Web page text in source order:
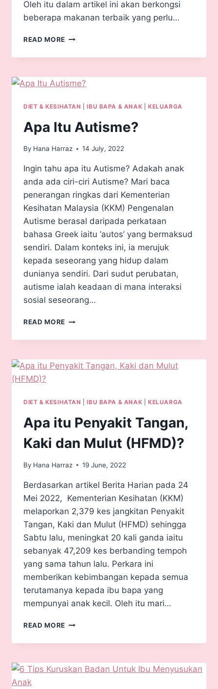
Oleh itu dalam artikel ini akan berkongsi
beberapa makanan terbaik yang perlu…
READ MORE
DIET & KESIHATAN |IBU BAPA & ANAK |KELUARGA
Apa Itu Autisme?
By Hana Harraz 14 July, 2022
Ingin tahu apa itu Autisme? Adakah anak
anda ada ciri-ciri Autisme? Mari baca
penerangan ringkas dari Kementerian
Kesihatan Malaysia (KKM) Pengenalan
Autisme berasal daripada perkataan
bahasa Greek iaitu ‘autos’ yang bermaksud
sendiri. Dalam konteks ini, ia merujuk
kepada seseorang yang hidup dalam
dunianya sendiri. Dari sudut perubatan,
autisme ialah keadaan di mana interaksi
sosial seseorang…
READ MORE
DIET & KESIHATAN |IBU BAPA & ANAK |KELUARGA
Apa itu Penyakit Tangan,
Kaki dan Mulut (HFMD)?
By Hana Harraz 19 June, 2022
Berdasarkan artikel Berita Harian pada 24
Mei 2022, Kementerian Kesihatan (KKM)
melaporkan 2,379 kes jangkitan Penyakit
Tangan, Kaki dan Mulut (HFMD) sehingga
Sabtu lalu, meningkat 20 kali ganda iaitu
sebanyak 47,209 kes berbanding tempoh
yang sama tahun lalu. Perkara ini
memberikan kebimbangan kepada semua
terutamanya kepada ibu bapa yang
mempunyai anak kecil. Oleh itu mari…
READ MORE